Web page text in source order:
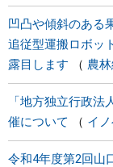
凹凸や傾斜のある
追従型運搬ロボッ
露目します
農
「地方独立行政
催について
イ
令和4年度第2回山